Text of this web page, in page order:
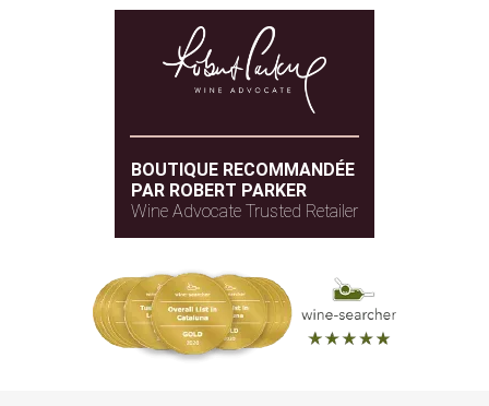
BOUTIQUE RECOMMANDÉE
PAR ROBERT PARKER
Wine Advocate Trusted Retailer